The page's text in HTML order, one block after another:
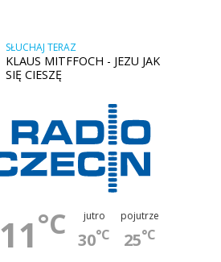
SŁUCHAJ TERAZ
KLAUS MITFFOCH - JEZU JAK
SIĘ CIESZĘ
11°C jutro
30°C
pojutrze
25°C